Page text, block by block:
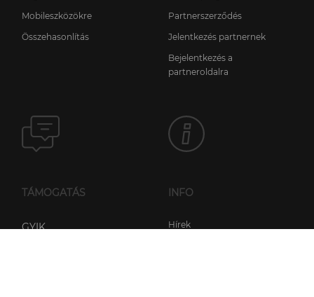
Mobileszközökre
Összehasonlítás
Partnerszerződés
Jelentkezés partnernek
Bejelentkezés a
partneroldalra
TÁMOGATÁS
GYIK
INFO
Hírek